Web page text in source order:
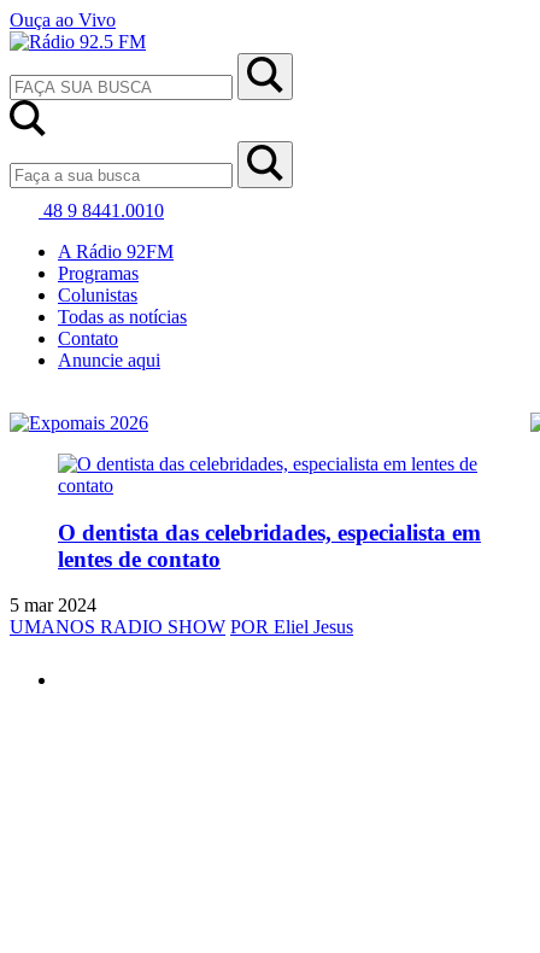
Ouça ao Vivo
48 9 8441.0010
A Rádio 92FM
Programas
Colunistas
Todas as notícias
Contato
Anuncie aqui
O dentista das celebridades, especialista em
lentes de contato
5 mar 2024
UMANOS RADIO SHOW POR Eliel Jesus